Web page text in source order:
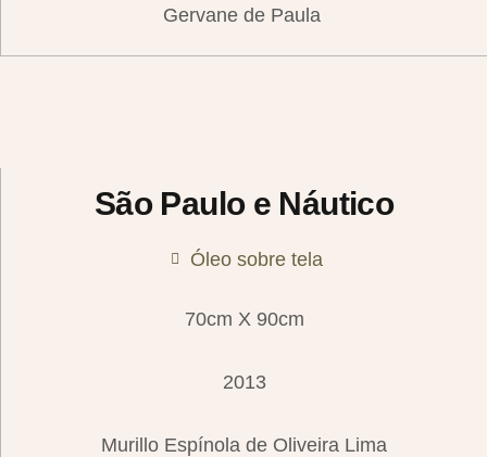
Gervane de Paula
São Paulo e Náutico
Óleo sobre tela
70cm X 90cm
2013
Murillo Espínola de Oliveira Lima